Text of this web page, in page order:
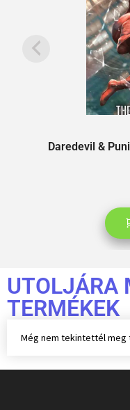
Daredevil &
UTOLJÁRA
TERMÉKEK
Még nem tekintettél meg